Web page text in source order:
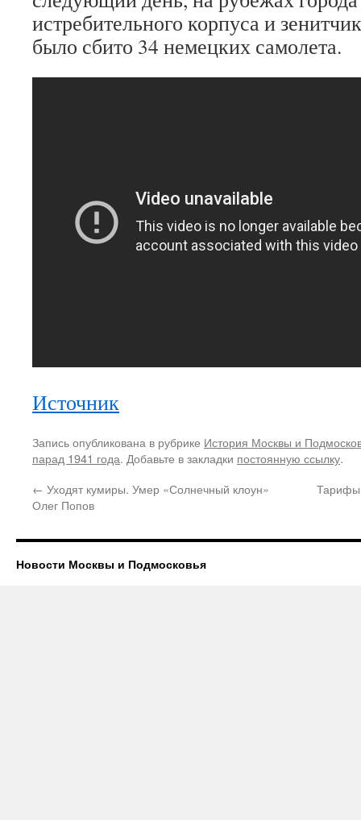
истребительного корпуса и
было сбито 34 немецких самолета.
Источник
Запись опубликована в рубрике История Москвы и
парад 1941 года. Добавьте в закладки постоянную ссылку.
← Уходят кумиры. Умер «Солнечный клоун»
Олег Попов
Тарифы
Новости Москвы и Подмосковья